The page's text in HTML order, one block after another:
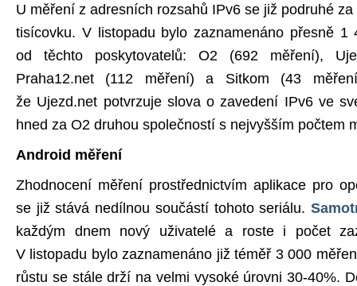
U měření z adresních rozsahů IPv6 se již podruhé
tisícovku. V listopadu bylo zaznamenáno přesně 1
od těchto poskytovatelů: O2 (692 měření),
Praha12.net (112 měření) a Sitkom (43
že Ujezd.net potvrzuje slova o zavedení IPv6 ve
hned za O2 druhou společností s nejvyšším počtem
Android měření
Zhodnocení měření prostřednictvím aplikace pro
se již stává nedílnou součástí tohoto seriálu.
každým dnem nový uživatelé a roste i počet
V listopadu bylo zaznamenáno již téměř 3 000
růstu se stále drží na velmi vysoké úrovni 30-40%.